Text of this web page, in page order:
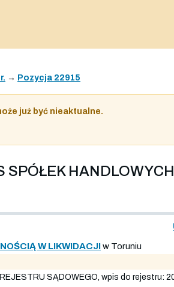
→ Pozycja 22915
już być nieaktualne.
SPÓŁEK HANDLOWYCH
W LIKWIDACJIw Toruniu
SĄDOWEGO, wpis do rejestru: